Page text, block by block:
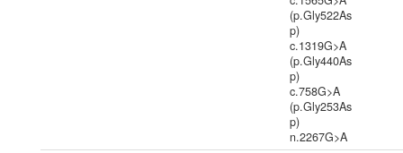
(p.Gly522As
p)
c.1319G>A
(p.Gly440As
p)
c.758G>A
(p.Gly253As
p)
n.2267G>A